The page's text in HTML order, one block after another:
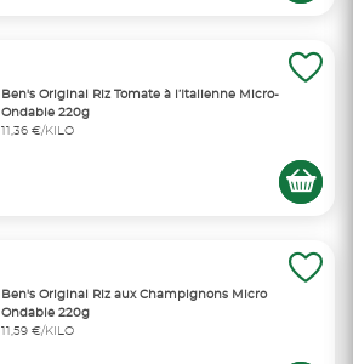
Ben's Original Riz Tomate à l’Italienne Micro-
Ondable 220g
11,36 €/KILO
Ben's Original Riz aux Champignons Micro
Ondable 220g
11,59 €/KILO